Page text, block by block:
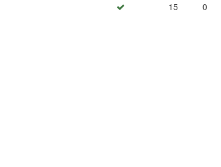
15 0